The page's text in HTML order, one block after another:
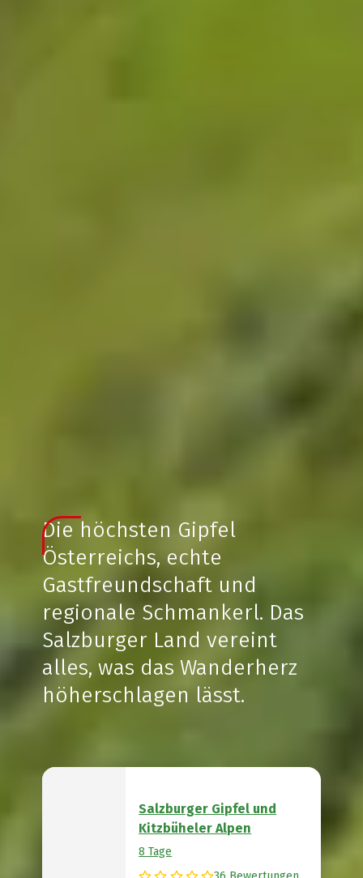
Die höchsten Gipfel
Österreichs, echte
Gastfreundschaft und
regionale Schmankerl. Das
Salzburger Land vereint
alles, was das Wanderherz
höherschlagen lässt.
Salzburger Gipfel und
Kitzbüheler Alpen
8 Tage